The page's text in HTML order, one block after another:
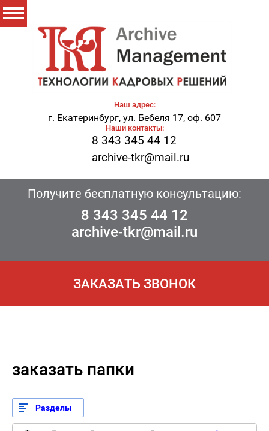
Наш адрес:
г. Екатеринбург, ул. Бебеля 17, оф. 607
Наши контакты:
8 343 345 44 12
archive-tkr@mail.ru
Получите бесплатную консультацию:
8 343 345 44 12
archive-tkr@mail.ru
ЗАКАЗАТЬ ЗВОНОК
заказать папки
Разделы